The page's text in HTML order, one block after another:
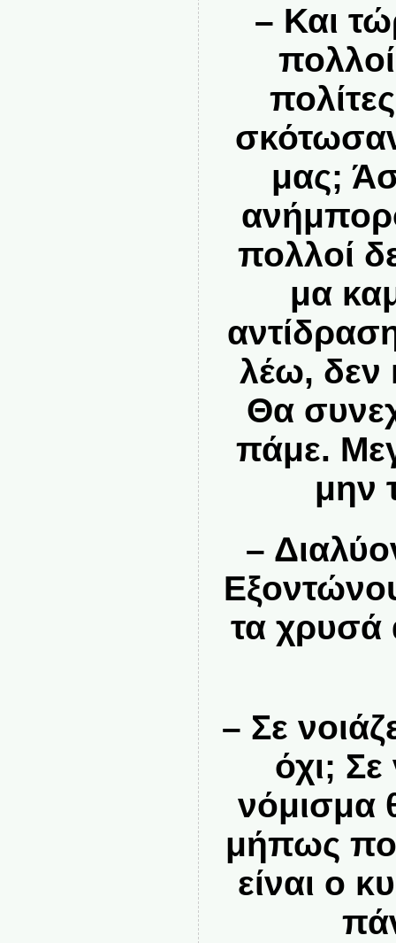
– Και
μας;
πολλοί
μα
λέω, δεν
Θα
πάμε.
μην
–
τα χρυσά
– Σε
όχι; Σε
νόμισμα
μήπως
είναι ο